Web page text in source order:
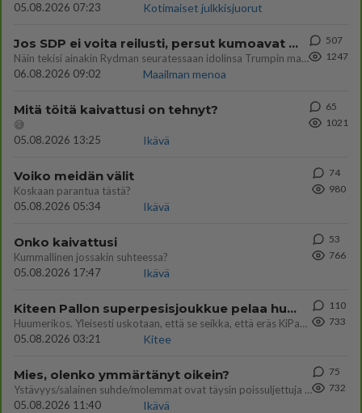
05.08.2026 07:23
Kotimaiset julkkisjuorut
Jos SDP ei voita reilusti, persut kumoavat demokratian Suomesta
Näin tekisi ainakin Rydman seuratessaan idolinsa Trumpin mallia https://www.is.fi/politiikka/art-2000012187244.html
06.08.2026 09:02
Maailman menoa
507
1247
Mitä töitä kaivattusi on tehnyt?
😅
05.08.2026 13:25
Ikävä
65
1021
Voiko meidän välit
Koskaan parantua tästä?
05.08.2026 05:34
Ikävä
74
980
Onko kaivattusi
Kummallinen jossakin suhteessa?
05.08.2026 17:47
Ikävä
53
766
Kiteen Pallon superpesisjoukkue pelaa huumeiden vaikutuksen alaisena
Huumerikos. Yleisesti uskotaan, että se seikka, että eräs KiPan pelaaja kärähtää huumeista, on vain jäävuoren huippu. M
05.08.2026 03:21
Kitee
110
733
Mies, olenko ymmärtänyt oikein?
Ystävyys/salainen suhde/molemmat ovat täysin poissuljettuja asioita? Nainen
05.08.2026 11:40
Ikävä
75
732